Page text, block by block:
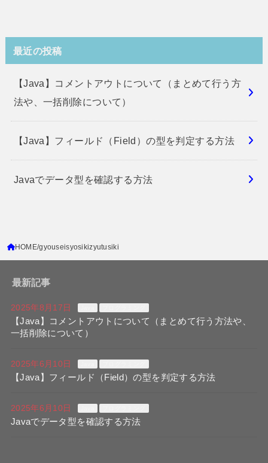
最近の投稿
【Java】コメントアウトについて（まとめて行う方
法や、一括削除について）
【Java】フィールド（Field）の型を判定する方法
Javaでデータ型を確認する方法
HOME gyouseisyosikizyutusiki
最新記事
2025年8月17日
【Java】コメントアウトについて（まとめて行う方法や、
一括削除について）
2025年6月10日
【Java】フィールド（Field）の型を判定する方法
2025年6月10日
Javaでデータ型を確認する方法